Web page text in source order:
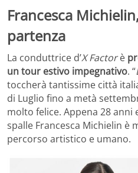
Francesca
partenza
La conduttrice d’X Factorè
un tour estivo impegnativo. “
toccherà tantissime città
di Luglio fino a metà
molto felice. Appena 28 anni
spalle Francesca Michielin è
percorso artistico e umano.